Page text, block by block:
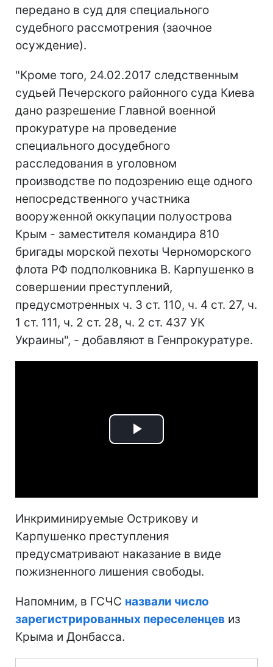
передано в суд для специального
судебного рассмотрения (заочное
осуждение).
"Кроме того, 24.02.2017 следственным
судьей Печерского районного суда Киева
дано разрешение Главной военной
прокуратуре на проведение
специального досудебного
расследования в уголовном
производстве по подозрению еще одного
непосредственного участника
вооруженной оккупации полуострова
Крым - заместителя командира 810
бригады морской пехоты Черноморского
флота РФ подполковника В. Карпушенко в
совершении преступлений,
предусмотренных ч. 3 ст. 110, ч. 4 ст. 27, ч.
1 ст. 111, ч. 2 ст. 28, ч. 2 ст. 437 УК
Украины", - добавляют в Генпрокуратуре.
Play
Инкриминируемые Острикову и
Карпушенко преступления
предусматривают наказание в виде
пожизненного лишения свободы.
Напомним, в ГСЧС назвали число
зарегистрированных переселенцев из
Крыма и Донбасса.